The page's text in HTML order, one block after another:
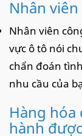
Nhân
Nhân viên
vực ô tô nói
chẩn đoán
nhu cầu của
Hàng hóa
hành